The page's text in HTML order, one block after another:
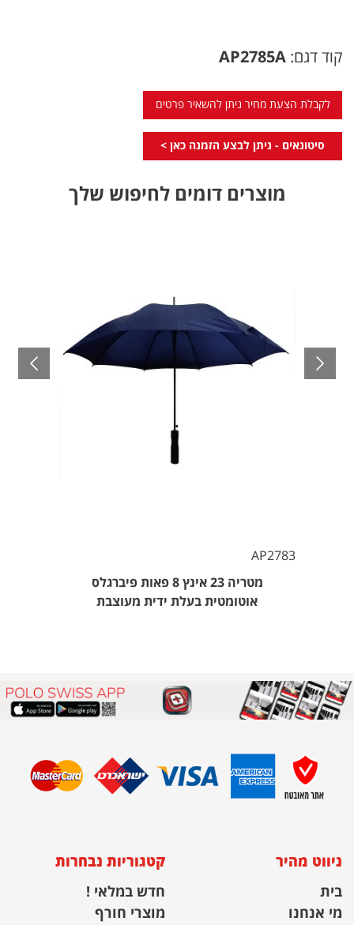
קוד דגם: AP2785A
לקבלת הצעת מחיר ניתן להשאיר פרטים
סיטונאים - ניתן לבצע הזמנה כאן >
מוצרים דומים לחיפוש שלך
AP2783
מטריה 23 אינץ 8 פאות פיברגלס
אוטומטית בעלת ידית מעוצבת
ניווט מהיר
בית
מי אנחנו
קטגוריות נבחרות
חדש במלאי !
מוצרי חורף